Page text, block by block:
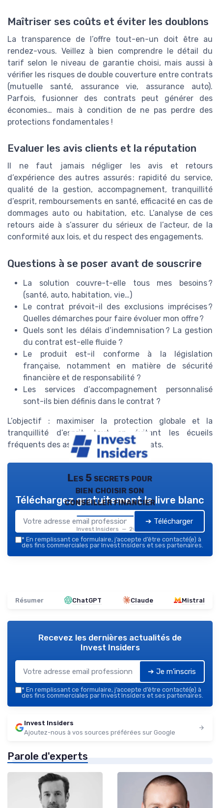
Maîtriser ses coûts et éviter les doublons
La transparence de l’offre tout-en-un doit être au
rendez-vous. Veillez à bien comprendre le détail du
tarif selon le niveau de garantie choisi, mais aussi à
vérifier les risques de double couverture entre contrats
(mutuelle santé, assurance vie, assurance auto).
Parfois, fusionner des contrats peut générer des
économies… mais à condition de ne pas perdre des
protections fondamentales !
Evaluer les avis clients et la réputation
Il ne faut jamais négliger les avis et retours
d’expérience des autres assurés : rapidité du service,
qualité de la gestion, accompagnement, tranquillité
d’esprit, remboursements en santé, efficacité en cas de
dommages auto ou habitation, etc. L’analyse de ces
retours aide à s’assurer du sérieux de l’acteur, de la
conformité aux lois, et du respect des engagements.
Questions à se poser avant de souscrire
La solution couvre-t-elle tous mes besoins ?
(santé, auto, habitation, vie…)
Le contrat prévoit-il des exclusions imprécises ?
Quelles démarches pour faire évoluer mon offre ?
Quels sont les délais d’indemnisation ? La gestion
du contrat est-elle fluide ?
Le produit est-il conforme à la législation
française, notamment en matière de sécurité
financière et de responsabilité ?
Les services d’accompagnement personnalisé
sont-ils bien définis dans le contrat ?
L’objectif : maximiser la protection globale et la
tranquillité d’esprit, tout en évitant les écueils
fréquents des assurances multi-contrats.
Les 5 secrets pour
bien choisir son
conseiller financier
Invest Insiders — 2026
Téléchargez gratuitement le livre blanc
➔ Télécharger
* En remplissant ce formulaire, j’accepte d’être contacté(e) à
des fins commerciales par Invest Insiders et ses partenaires.
Résumer ChatGPT Claude Mistral
Recevez les dernières actualités de
Invest Insiders
➔ Je m'inscris
* En remplissant ce formulaire, j’accepte d’être contacté(e) à
des fins commerciales par Invest Insiders et ses partenaires.
Invest Insiders
Ajoutez-nous à vos sources préférées sur Google
Parole d'experts